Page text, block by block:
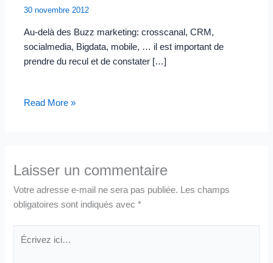
30 novembre 2012
Au-delà des Buzz marketing: crosscanal, CRM,
socialmedia, Bigdata, mobile, … il est important de
prendre du recul et de constater […]
Read More »
Laisser un commentaire
Votre adresse e-mail ne sera pas publiée.
Les champs
obligatoires sont indiqués avec*